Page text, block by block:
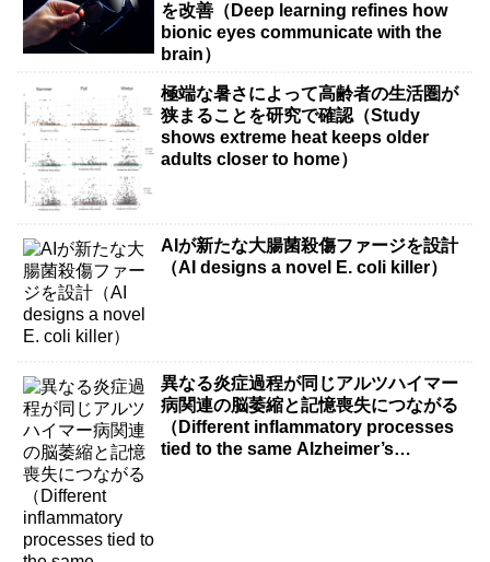
を改善（Deep learning refines how
bionic eyes communicate with the
brain）
極端な暑さによって高齢者の生活圏が
狭まることを研究で確認（Study
shows extreme heat keeps older
adults closer to home）
AIが新たな大腸菌殺傷ファージを設計
（AI designs a novel E. coli killer）
異なる炎症過程が同じアルツハイマー
病関連の脳萎縮と記憶喪失につながる
（Different inflammatory processes
tied to the same Alzheimer’s